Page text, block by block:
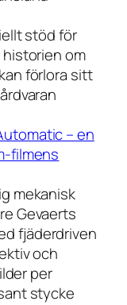
stöd för
historien om
förlora sitt
– en
filmens
mekanisk
Gevaerts
fjäderdriven
och
per
stycke